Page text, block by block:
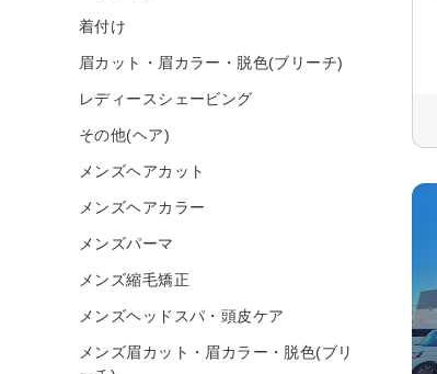
着付け
眉カット・眉カラー・脱色(ブリーチ)
レディースシェービング
その他(ヘア)
メンズヘアカット
メンズヘアカラー
メンズパーマ
メンズ縮毛矯正
メンズヘッドスパ・頭皮ケア
メンズ眉カット・眉カラー・脱色(ブリ